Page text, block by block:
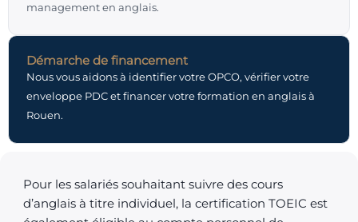
management en anglais.
Démarche de financement
Nous vous aidons à identifier votre OPCO, vérifier votre
enveloppe PDC et financer votre formation en anglais à
Rouen.
Pour les salariés souhaitant suivre des cours
d’anglais à titre individuel, la certification TOEIC est